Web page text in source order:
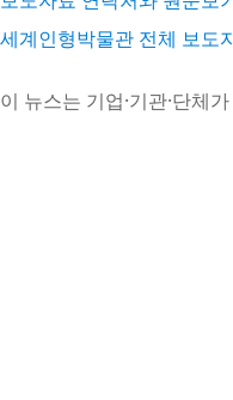
세계인형박물관 전체 보도
이 뉴스는 기업·기관·단체